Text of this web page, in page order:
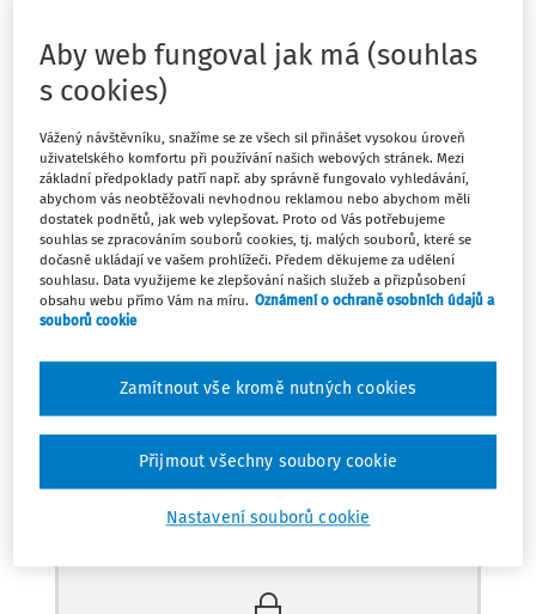
plnění k nájmu, které sdílí jeho režim osvobození od
DPH? Pokud by byly tyto náklady přeúčtovány
samostatně, vzniká povinnost navýšit je o DPH a tuto daň
hlediska DPH vhodné (a obhajitelné) zahrnout tyto
náklady do ceny nájemného, případně je uvádět
odděleně, ale jako součást osvobozeného nájmu. Jaké
podmínky (např. smluvní úprava, absence marže, způsob
vyúčtování) jsou klíčové pro zachování režimu
osvobození.
Máte předplatné? Přihlaste se
Aby web fungoval jak má (souhlas
s cookies)
Vážený návštěvníku, snažíme se ze všech sil přinášet vysokou úroveň
uživatelského komfortu při používání našich webových stránek. Mezi
základní předpoklady patří např. aby správně fungovalo vyhledávání,
abychom vás neobtěžovali nevhodnou reklamou nebo abychom měli
dostatek podnětů, jak web vylepšovat. Proto od Vás potřebujeme
souhlas se zpracováním souborů cookies, tj. malých souborů, které se
dočasně ukládají ve vašem prohlížeči. Předem děkujeme za udělení
souhlasu. Data využijeme ke zlepšování našich služeb a přizpůsobení
obsahu webu přímo Vám na míru. Oznámení o ochraně osobních údajů a
souborů cookie
Nastavení souborů cookie
Zamítnout vše kromě nutných cookies
Přijmout všechny soubory cookie